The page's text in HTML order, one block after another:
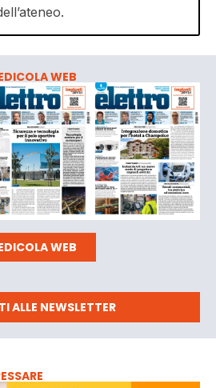
WEB
WEB
ALLE NEWSLETTER